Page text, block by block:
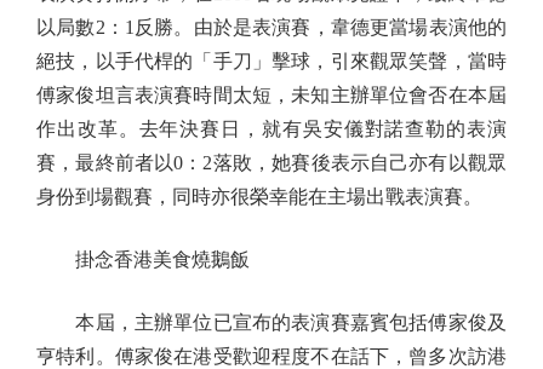
以局數2：1反勝。由於是表演賽，韋德更當場表演他的
絕技，以手代桿的「手刀」擊球，引來觀眾笑聲，當時
傅家俊坦言表演賽時間太短，未知主辦單位會否在本屆
作出改革。去年決賽日，就有吳安儀對諾查勒的表演
賽，最終前者以0：2落敗，她賽後表示自己亦有以觀眾
身份到場觀賽，同時亦很榮幸能在主場出戰表演賽。
掛念香港美食燒鵝飯
本屆，主辦單位已宣布的表演賽嘉賓包括傅家俊及
亨特利。傅家俊在港受歡迎程度不在話下，曾多次訪港